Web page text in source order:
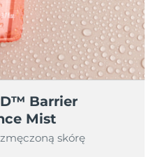
Barrier
Mist
skórę